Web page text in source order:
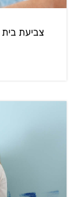
צביעת בית